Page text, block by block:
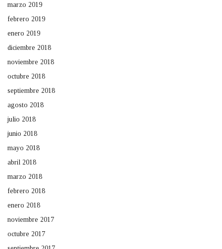
marzo 2019
febrero 2019
enero 2019
diciembre 2018
noviembre 2018
octubre 2018
septiembre 2018
agosto 2018
julio 2018
junio 2018
mayo 2018
abril 2018
marzo 2018
febrero 2018
enero 2018
noviembre 2017
octubre 2017